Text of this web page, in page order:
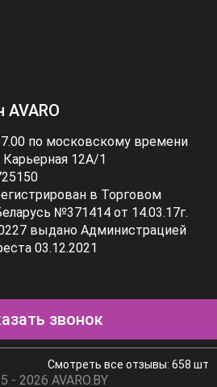
искусства,
индивидуальность.
AVARO
по московскому времени
Карьерная 12А/1
в Торговом
№371414 от 14.03.17г.
выдано Администрацией
03.12.2021
звонок
Смотреть все отзывы: 658 шт
- 2026 AVARO.BY